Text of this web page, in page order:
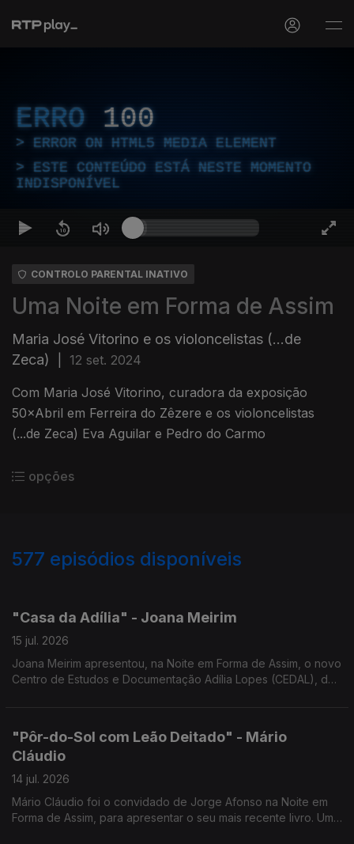
ERRO 100
ERROR ON HTML5 MEDIA ELEMENT
ESTE CONTEÚDO ESTÁ NESTE MOMENTO
INDISPONÍVEL
CONTROLO PARENTAL INATIVO
Uma Noite em Forma de Assim
Maria José Vitorino e os violoncelistas (...de
Zeca)
12 set. 2024
Com Maria José Vitorino, curadora da exposição
50×Abril em Ferreira do Zêzere e os violoncelistas
(...de Zeca) Eva Aguilar e Pedro do Carmo
opções
577 episódios disponíveis
"Casa da Adília" - Joana Meirim
15 jul. 2026
Joana Meirim apresentou, na Noite em Forma de Assim, o novo
Centro de Estudos e Documentação Adília Lopes (CEDAL), da
"Pôr-do-Sol com Leão Deitado" - Mário
Cláudio
14 jul. 2026
Mário Cláudio foi o convidado de Jorge Afonso na Noite em
Forma de Assim, para apresentar o seu mais recente livro. Uma